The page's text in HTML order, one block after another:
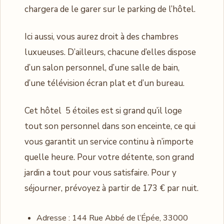
chargera de le garer sur le parking de l’hôtel.
Ici aussi, vous aurez droit à des chambres
luxueuses. D’ailleurs, chacune d’elles dispose
d’un salon personnel, d’une salle de bain,
d’une télévision écran plat et d’un bureau.
Cet hôtel 5 étoiles est si grand qu’il loge
tout son personnel dans son enceinte, ce qui
vous garantit un service continu à n’importe
quelle heure. Pour votre détente, son grand
jardin a tout pour vous satisfaire. Pour y
séjourner, prévoyez à partir de 173 € par nuit.
Adresse : 144 Rue Abbé de l’Épée, 33000